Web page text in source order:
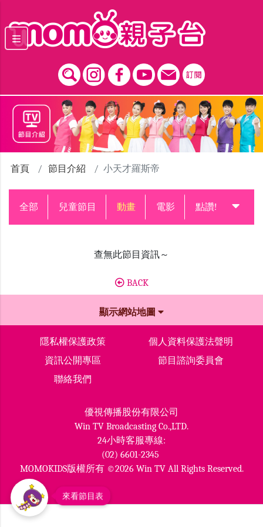
首頁 節目介紹 小天才羅斯帝
全部 兒童節目 動畫 電影 點讚!升級中
查無此節目資訊～
BACK
顯示網站地圖
隱私權保護政策
個人資料保護法聲明
資訊公開專區
節目諮詢委員會
聯絡我們
優視傳播股份有限公司
Win TV Broadcasting Co.,LTD.
24小時客服專線:
(02) 6601-2345
MOMOKIDS版權所有 ©2026 Win TV All Rights Reserved.
來看節目表